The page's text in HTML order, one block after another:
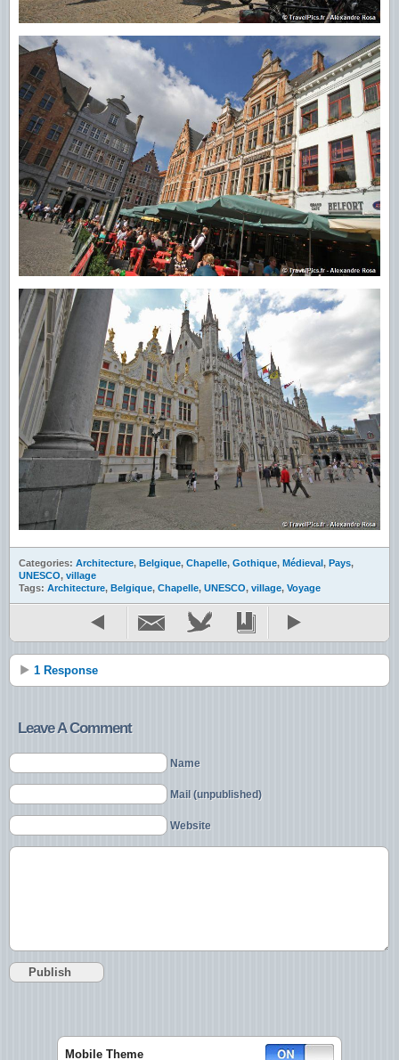
Categories: Architecture, Belgique, Chapelle, Gothique, Médieval, Pays,
UNESCO, village
Tags: Architecture, Belgique, Chapelle, UNESCO, village, Voyage
1 Response
Leave A Comment
Name
Mail (unpublished)
Website
Mobile Theme